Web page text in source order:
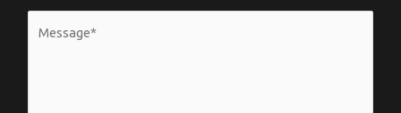
*
a